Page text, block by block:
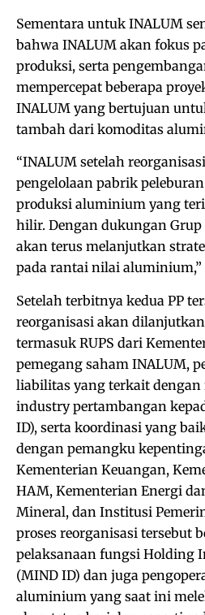
Sementara untuk INALUM
bahwa INALUM akan fokus
produksi, serta
mempercepat beberapa
INALUM yang bertujuan
tambah dari komoditas
“INALUM setelah
pengelolaan pabrik
produksi aluminium yang
hilir. Dengan dukungan Grup
akan terus melanjutkan
pada rantai nilai aluminium,”
Setelah terbitnya kedua PP
reorganisasi akan
termasuk RUPS dari
pemegang saham INALUM,
liabilitas yang terkait
industry pertambangan
ID), serta koordinasi yang
dengan pemangku
Kementerian Keuangan,
HAM, Kementerian Energi
Mineral, dan Institusi
proses reorganisasi tersebut
pelaksanaan fungsi Holding
(MIND ID) dan juga
aluminium yang saat ini